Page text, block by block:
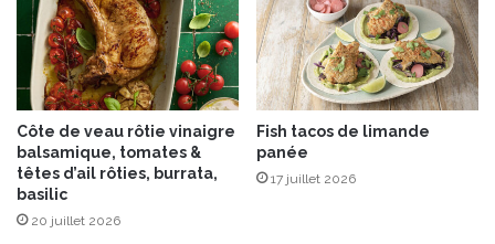
i
s
t
o
p
Côte de veau rôtie vinaigre
balsamique, tomates &
têtes d’ail rôties, burrata,
basilic
20 juillet 2026
Fish tacos de limande
panée
17 juillet 2026